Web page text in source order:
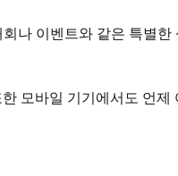
나 이벤트와 같은 특별
모바일 기기에서도 언제